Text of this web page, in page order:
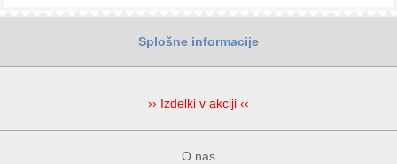
Splošne informacije
›› Izdelki v akciji ‹‹
O nas